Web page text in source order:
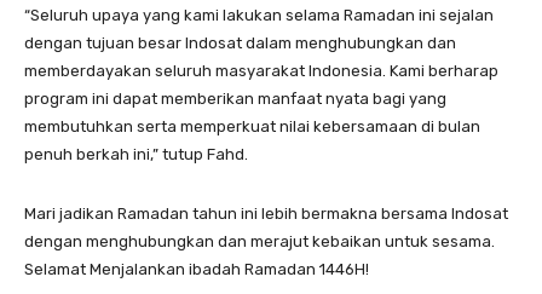
“Seluruh upaya yang kami lakukan selama Ramadan ini sejalan
dengan tujuan besar Indosat dalam menghubungkan dan
memberdayakan seluruh masyarakat Indonesia. Kami berharap
program ini dapat memberikan manfaat nyata bagi yang
membutuhkan serta memperkuat nilai kebersamaan di bulan
penuh berkah ini,” tutup Fahd.
Mari jadikan Ramadan tahun ini lebih bermakna bersama Indosat
dengan menghubungkan dan merajut kebaikan untuk sesama.
Selamat Menjalankan ibadah Ramadan 1446H!